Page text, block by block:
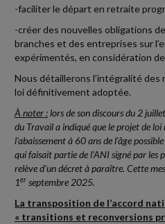
-faciliter le départ en retraite
-créer des nouvelles obligations
branches et des entreprises sur
expérimentés, en considération
Nous détaillerons l’intégralité des
loi définitivement adoptée.
À noter :lors de son discours du 2
du Travail a indiqué que le projet de loi
l'abaissement à 60 ans de l'âge
qui faisait partie de l’ANI signé par les
relève d'un décret à paraître. Cette
1er septembre 2025.
La transposition de l’accord
« transitions et reconversions